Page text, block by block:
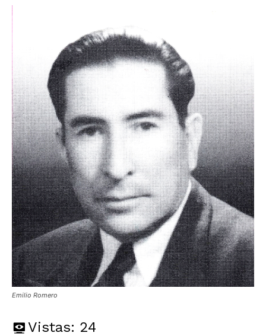
Emilio Romero
Vistas: 24